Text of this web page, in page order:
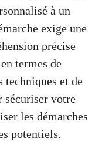
à un
exige une
précise
termes de
techniques et de
sécuriser votre
les démarches
potentiels.